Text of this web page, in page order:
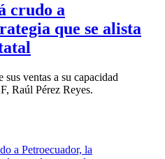
crudo a
que se alista
sus ventas a su capacidad
Raúl Pérez Reyes.